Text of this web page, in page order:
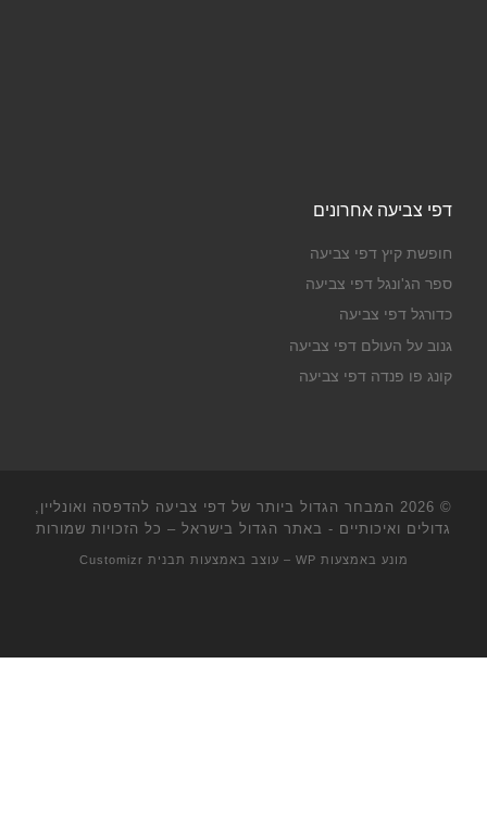
דפי צביעה אחרונים
חופשת קיץ דפי צביעה
ספר הג'ונגל דפי צביעה
כדורגל דפי צביעה
גנוב על העולם דפי צביעה
קונג פו פנדה דפי צביעה
© 2026
המבחר הגדול ביותר של דפי צביעה להדפסה ואונליין,
גדולים ואיכותיים - באתר הגדול בישראל – כל הזכויות שמורות
מונע באמצעות WP – עוצב באמצעות תבנית Customizr